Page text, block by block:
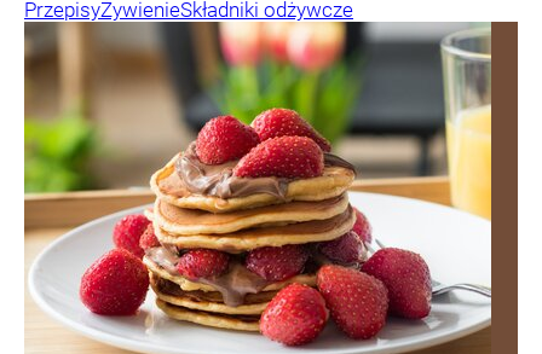
PrzepisyŻywienieSkładniki odżywcze